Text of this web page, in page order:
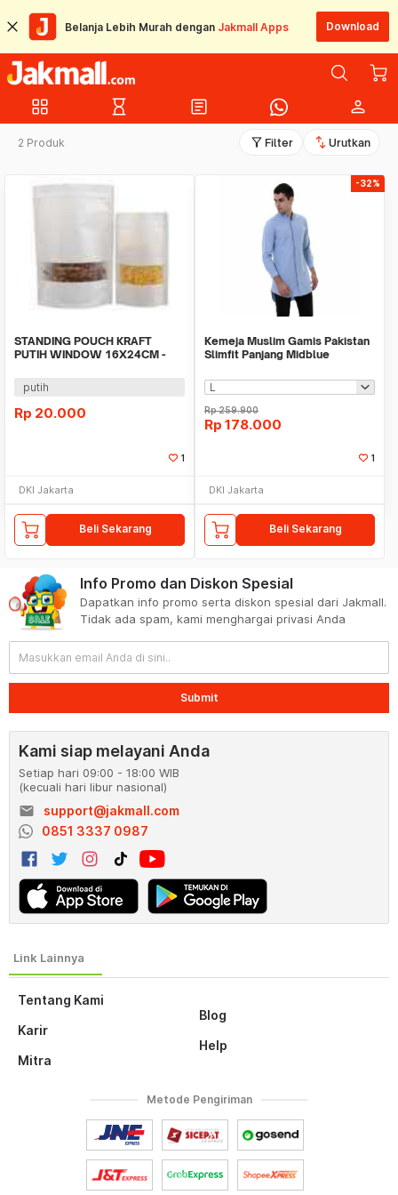
Belanja Lebih Murah dengan Jakmall Apps Download
grid_view hourglass_empty article person
2 Produk filter_alt Filter swap_vert Urutkan
STANDING POUCH KRAFT
PUTIH WINDOW 16X24CM -
putih
Rp 20.000
1
DKI Jakarta
Beli Sekarang
-32%
Kemeja Muslim Gamis Pakistan
Slimfit Panjang Midblue
Rp259.900
Rp 178.000
1
DKI Jakarta
Beli Sekarang
Tentang Kami
Karir
Mitra
Blog
Help
Info Promo dan Diskon Spesial
Dapatkan info promo serta diskon spesial dari Jakmall.
Tidak ada spam, kami menghargai privasi Anda
Submit
Kami siap melayani Anda
Setiap hari 09:00 - 18:00 WIB
(kecuali hari libur nasional)
email
support@jakmall.com
0851 3337 0987
Metode Pengiriman